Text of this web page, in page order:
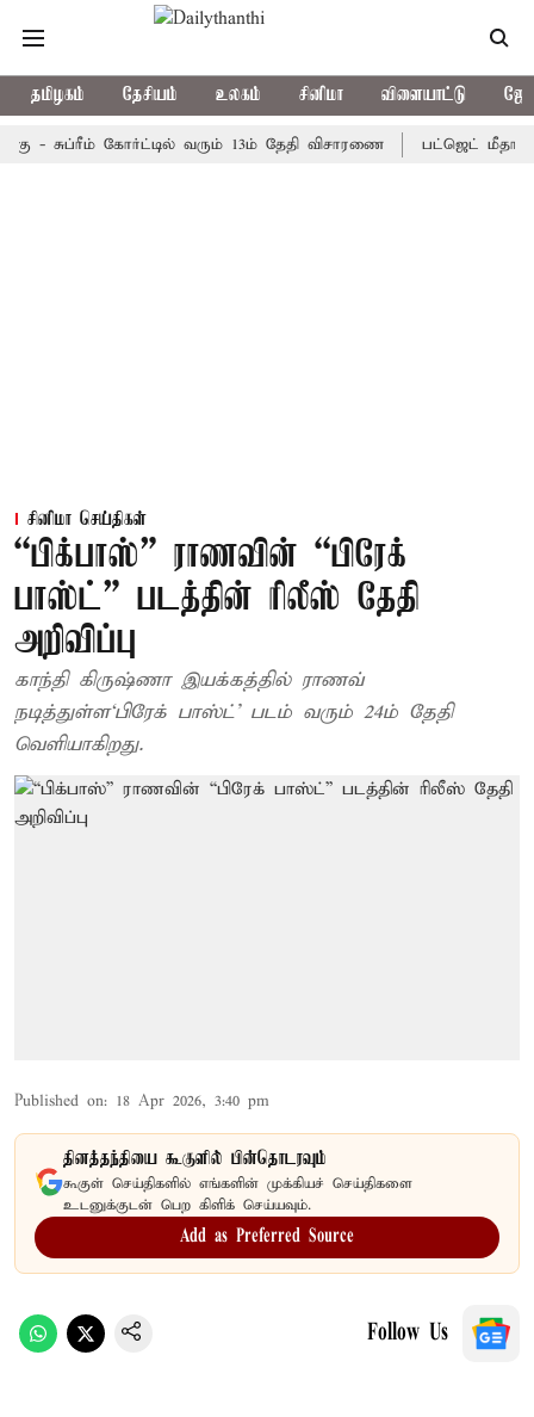
தமிழகம் தேசியம் உலகம் சினிமா விளையாட்டு
கோர்ட்டில் வரும் 13ம் தேதி விசாரணை பட்ஜெட் மீதான 2-வது
சினிமா செய்திகள்
“பிக்பாஸ்” ராணவின் “பிரேக்
பாஸ்ட்” படத்தின் ரிலீஸ் தேதி
அறிவிப்பு
காந்தி கிருஷ்ணா இயக்கத்தில் ராணவ்
நடித்துள்ள‘பிரேக் பாஸ்ட்’ படம் வரும் 24ம் தேதி
வெளியாகிறது.
Published on: 18 Apr 2026, 3:40 pm
தினத்தந்தியை கூகுளில் பின்தொடரவும்
கூகுள் செய்திகளில் எங்களின் முக்கியச் செய்திகளை
உடனுக்குடன் பெற கிளிக் செய்யவும்.
Add as Preferred Source
Follow Us